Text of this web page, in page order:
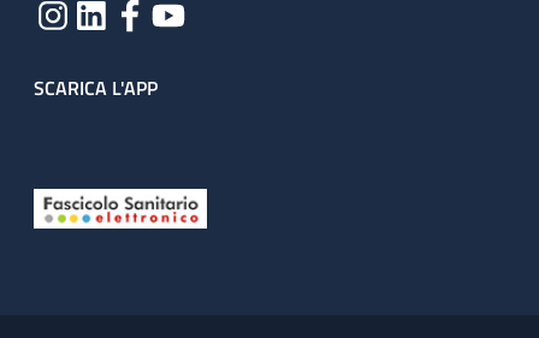
SCARICA L'APP